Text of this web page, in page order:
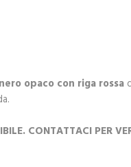
opaco con riga rossa
CONTATTACI PER